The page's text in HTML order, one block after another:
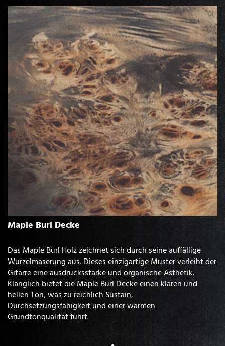
Maple Burl Decke
Das Maple Burl Holz zeichnet sich durch seine auffällige
Wurzelmaserung aus. Dieses einzigartige Muster verleiht der
Gitarre eine ausdrucksstarke und organische Ästhetik.
Klanglich bietet die Maple Burl Decke einen klaren und
hellen Ton, was zu reichlich Sustain,
Durchsetzungsfähigkeit und einer warmen
Grundtonqualität führt.